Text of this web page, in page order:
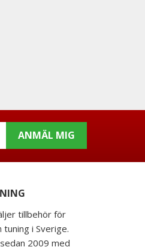
ANMÄL MIG
tillbehör för
tuning i Sverige.
2009 med